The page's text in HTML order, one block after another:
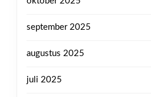
september 2025
augustus 2025
juli 2025